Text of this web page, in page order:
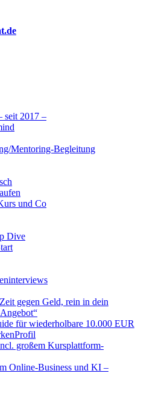
seit 2017 –
Mentoring-Begleitung
und Co
Dive
gegen Geld, rein in dein
für wiederholbare 10.000 EUR
großem Kursplattform-
Online-Business und KI –